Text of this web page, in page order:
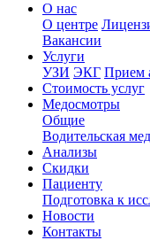
О нас
О центре
Вакансии
Услуги
УЗИ ЭКГ Прием
Стоимость услуг
Медосмотры
Общие
Водительская
Анализы
Скидки
Пациенту
Подготовка к
Новости
Контакты